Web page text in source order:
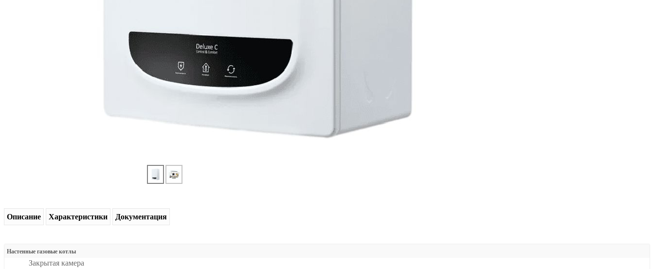
Описание Характеристики Документация
Настенные газовые котлы
Закрытая камера